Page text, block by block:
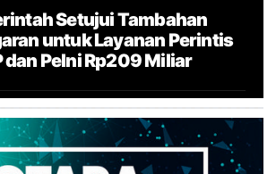
Setujui Tambahan
untuk Layanan Perintis
dan Pelni Rp209 Miliar